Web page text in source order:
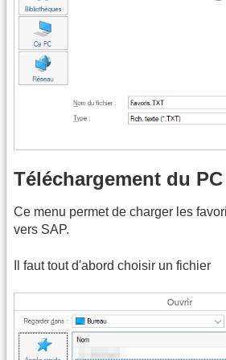
Téléchargement du PC
Ce menu permet de charger les
vers SAP.
Il faut tout d'abord choisir un fichier